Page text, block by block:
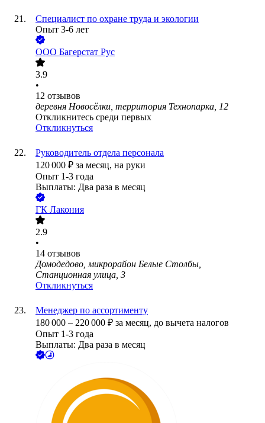
Специалист по охране труда и экологии
Опыт 3-6 лет
ООО Багерстат Рус
3.9
•
12 отзывов
деревня Новосёлки, территория Технопарка, 12
Откликнитесь среди первых
Откликнуться
Руководитель отдела персонала
120 000 ₽ за месяц, на руки
Опыт 1-3 года
Выплаты: Два раза в месяц
ГК Лакония
2.9
•
14 отзывов
Домодедово, микрорайон Белые Столбы,
Станционная улица, 3
Откликнуться
Менеджер по ассортименту
180 000 – 220 000 ₽ за месяц, до вычета налогов
Опыт 1-3 года
Выплаты: Два раза в месяц